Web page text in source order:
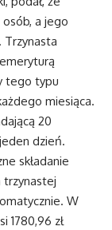
a jego
Trzynasta
tego typu
miesiąca.
20
dzień.
składanie
W
1780,96 zł